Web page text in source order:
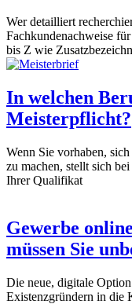
Wer detailliert
Fachkundenachweise
bis Z wie
In welchen
Meisterpflicht?
Wenn Sie vorhaben,
zu machen, stellt sich
Ihrer Qualifikat
Gewerbe
müssen Sie
Die neue, digitale
Existenzgründern in die